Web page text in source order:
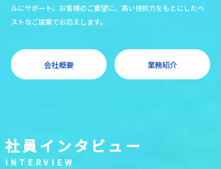
ルにサポート。お客様のご要望に、高い技術力をもとにしたベ
ストなご提案でお応えします。
会社概要 業務紹介
社員インタビュー
INTERVIEW